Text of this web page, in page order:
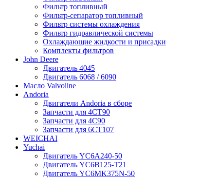
Фильтр топливный
Фильтр-сепаратор топливный
Фильтр системы охлаждения
Фильтр гидравлической системы
Охлаждающие жидкости и присадки
Комплекты фильтров
John Deere
Двигатель 4045
Двигатель 6068 / 6090
Масло Valvoline
Andoria
Двигатели Andoria в сборе
Запчасти для 4CT90
Запчасти для 4С90
Запчасти для 6CT107
WEICHAI
Yuchai
Двигатель YC6A240-50
Двигатель YC6B125-T21
Двигатель YC6MK375N-50